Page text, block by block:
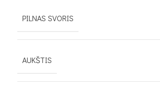
PILNAS SVORIS
AUKŠTIS